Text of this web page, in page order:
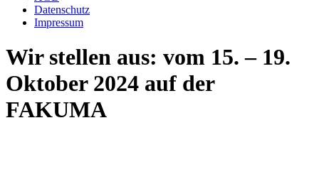
Datenschutz
Impressum
Wir stellen aus: vom 15. – 19.
Oktober 2024 auf der
FAKUMA